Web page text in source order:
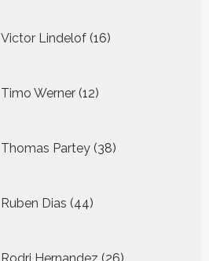
Victor Lindelof 16
producten
Timo Werner 12
producten
Thomas Partey 38
producten
Ruben Dias 44
producten